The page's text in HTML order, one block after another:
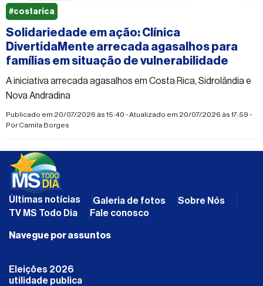
Solidariedade em ação: Clínica
DivertidaMente arrecada agasalhos para
famílias em situação de vulnerabilidade
A iniciativa arrecada agasalhos em Costa Rica, Sidrolândia e
Nova Andradina
Publicado em 20/07/2026 às 15:40 - Atualizado em 20/07/2026 às 17:59 -
PorCamila Borges
#costarica
Últimas notícias Galeria de fotos
Sobre Nós
TV MS Todo Dia
Fale conosco
Navegue por assuntos
Eleições 2026
utilidade publica